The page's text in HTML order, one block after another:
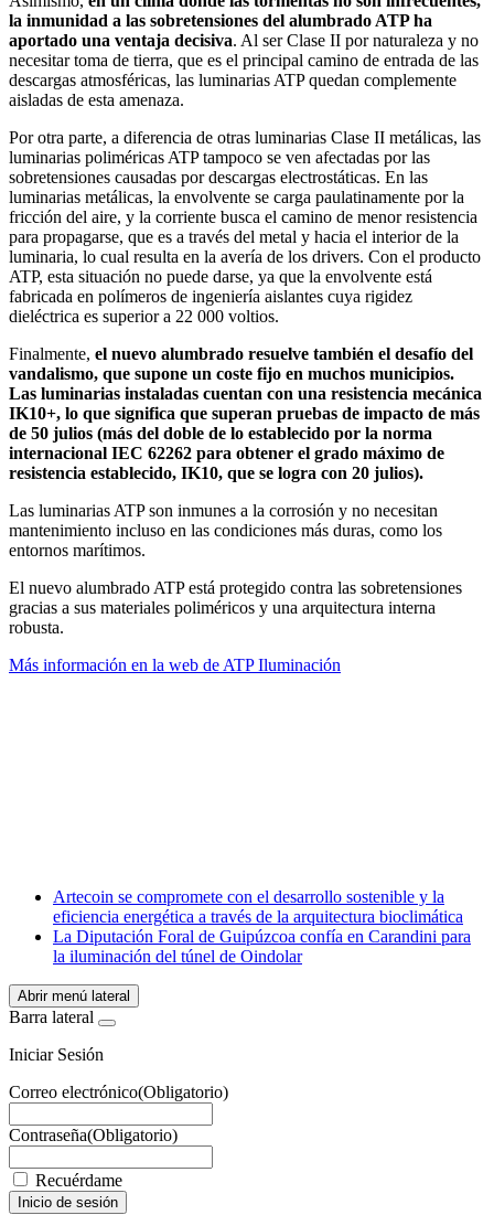
la inmunidad a las sobretensiones del alumbrado ATP ha
aportado una ventaja decisiva. Al ser Clase II por naturaleza y no
necesitar toma de tierra, que es el principal camino de entrada de las
descargas atmosféricas, las luminarias ATP quedan complemente
aisladas de esta amenaza.
Por otra parte, a diferencia de otras luminarias Clase II metálicas, las
luminarias poliméricas ATP tampoco se ven afectadas por las
sobretensiones causadas por descargas electrostáticas. En las
luminarias metálicas, la envolvente se carga paulatinamente por la
fricción del aire, y la corriente busca el camino de menor resistencia
para propagarse, que es a través del metal y hacia el interior de la
luminaria, lo cual resulta en la avería de los drivers. Con el producto
ATP, esta situación no puede darse, ya que la envolvente está
fabricada en polímeros de ingeniería aislantes cuya rigidez
dieléctrica es superior a 22 000 voltios.
Finalmente, el nuevo alumbrado resuelve también el desafío del
vandalismo, que supone un coste fijo en muchos municipios.
Las luminarias instaladas cuentan con una resistencia mecánica
IK10+, lo que significa que superan pruebas de impacto de más
de 50 julios (más del doble de lo establecido por la norma
internacional IEC 62262 para obtener el grado máximo de
resistencia establecido, IK10, que se logra con 20 julios).
Las luminarias ATP son inmunes a la corrosión y no necesitan
mantenimiento incluso en las condiciones más duras, como los
entornos marítimos.
El nuevo alumbrado ATP está protegido contra las sobretensiones
gracias a sus materiales poliméricos y una arquitectura interna
robusta.
Más información en la web de ATP Iluminación
WhatsApp
Artecoin se compromete con el desarrollo sostenible y la
eficiencia energética a través de la arquitectura bioclimática
La Diputación Foral de Guipúzcoa confía en Carandini para
la iluminación del túnel de Oindolar
Abrir menú lateral
Barra lateral
Iniciar Sesión
Correo electrónico(Obligatorio)
Contraseña(Obligatorio)
Recuérdame